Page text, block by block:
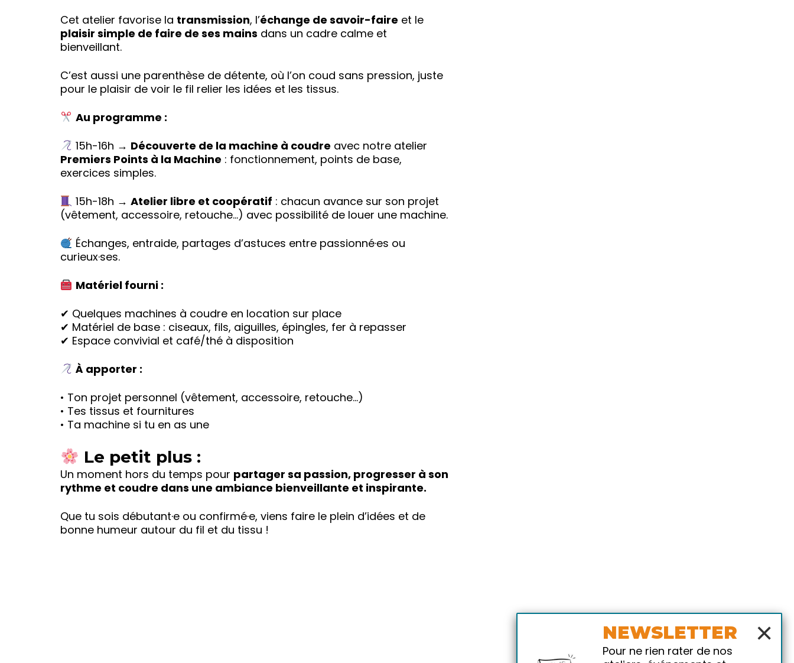
Cet atelier favorise la transmission, l’échange de savoir-faire et le
plaisir simple de faire de ses mains dans un cadre calme et
bienveillant.
C’est aussi une parenthèse de détente, où l’on coud sans pression, juste
pour le plaisir de voir le fil relier les idées et les tissus.
Au programme :
15h-16h → Découverte de la machine à coudre avec notre atelier
Premiers Points à la Machine : fonctionnement, points de base,
exercices simples.
15h-18h → Atelier libre et coopératif : chacun avance sur son projet
(vêtement, accessoire, retouche…) avec possibilité de louer une machine.
Échanges, entraide, partages d’astuces entre passionné·es ou
curieux·ses.
Matériel fourni :
✔ Quelques machines à coudre en location sur place
✔ Matériel de base : ciseaux, fils, aiguilles, épingles, fer à repasser
✔ Espace convivial et café/thé à disposition
À apporter :
• Ton projet personnel (vêtement, accessoire, retouche…)
• Tes tissus et fournitures
• Ta machine si tu en as une
Le petit plus :
Un moment hors du temps pour partager sa passion, progresser à son
rythme et coudre dans une ambiance bienveillante et inspirante.
Que tu sois débutant·e ou confirmé·e, viens faire le plein d’idées et de
bonne humeur autour du fil et du tissu !
×
NEWSLETTER
Pour ne rien rater de nos